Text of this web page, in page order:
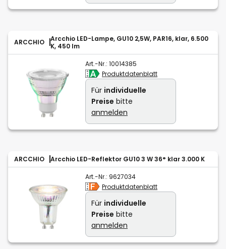
ARCCHIO
Arcchio LED-Lampe, GU10 2,5W, PAR16, klar, 6.500
K, 450 lm
Art.-Nr.: 10014385
Produktdatenblatt
Für individuelle
Preise bitte
anmelden
ARCCHIO Arcchio LED-Reflektor GU10 3 W 36° klar 3.000 K
Art.-Nr.: 9627034
Produktdatenblatt
Für individuelle
Preise bitte
anmelden